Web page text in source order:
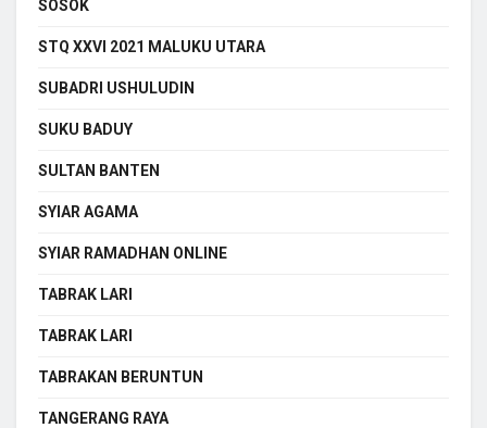
SOSOK
STQ XXVI 2021 MALUKU UTARA
SUBADRI USHULUDIN
SUKU BADUY
SULTAN BANTEN
SYIAR AGAMA
SYIAR RAMADHAN ONLINE
TABRAK LARI
TABRAK LARI
TABRAKAN BERUNTUN
TANGERANG RAYA